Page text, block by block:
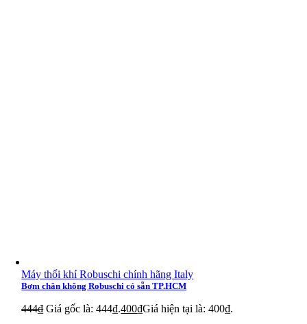
Máy thổi khí Robuschi chính hãng Italy
Bơm chân không Robuschi có sẵn TP.HCM
444₫ Giá gốc là: 444₫.400₫Giá hiện tại là: 400₫.